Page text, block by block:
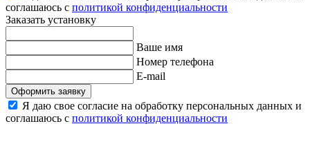
соглашаюсь с политикой конфиденциальности
Заказать установку
Ваше имя
Номер телефона
E-mail
Оформить заявку
Я даю свое согласие на обработку персональных данных и
соглашаюсь с политикой конфиденциальности